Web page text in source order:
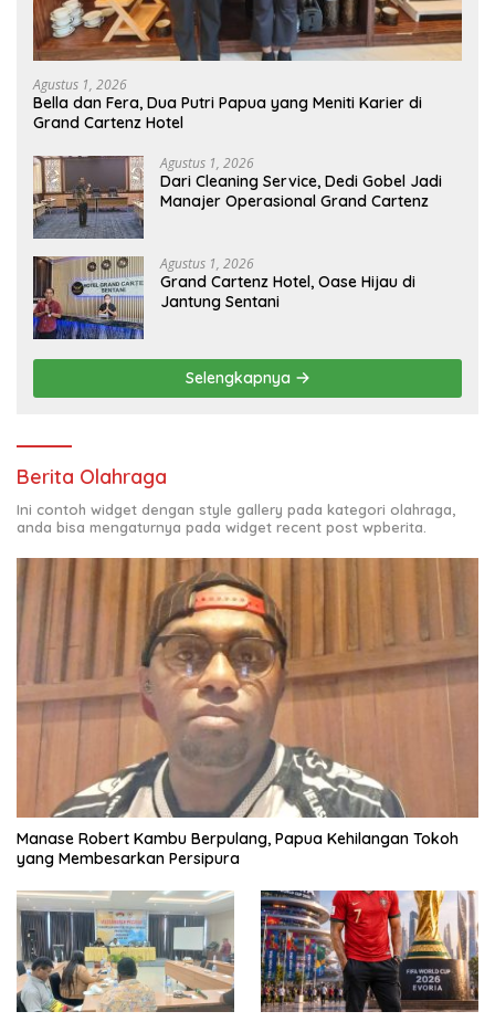
Agustus 1, 2026
Bella dan Fera, Dua Putri Papua yang Meniti Karier di
Grand Cartenz Hotel
Agustus 1, 2026
Dari Cleaning Service, Dedi Gobel Jadi
Manajer Operasional Grand Cartenz
Agustus 1, 2026
Grand Cartenz Hotel, Oase Hijau di
Jantung Sentani
Selengkapnya
Berita Olahraga
Ini contoh widget dengan style gallery pada kategori olahraga,
anda bisa mengaturnya pada widget recent post wpberita.
Manase Robert Kambu Berpulang, Papua Kehilangan Tokoh
yang Membesarkan Persipura